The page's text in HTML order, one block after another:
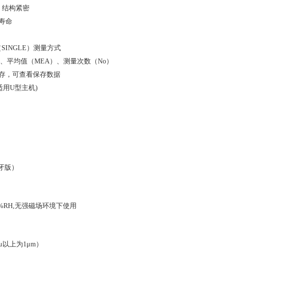
结构紧密
命
）测量方式
平均值（MEA）、测量次数（No）
，可查看保存数据
用U型主机)
）
无强磁场环境下使用
上为1μm）